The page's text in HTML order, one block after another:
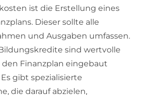
ist die Erstellung eines
Dieser sollte alle
und Ausgaben umfassen.
sind wertvolle
Finanzplan eingebaut
gibt spezialisierte
die darauf abzielen,